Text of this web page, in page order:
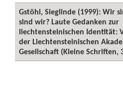
Gstöhl, Sieglinde (1999): Wir
sind wir? Laute Gedanken zur
liechtensteinischen Identität:
der Liechtensteinischen
Gesellschaft (Kleine Schriften,